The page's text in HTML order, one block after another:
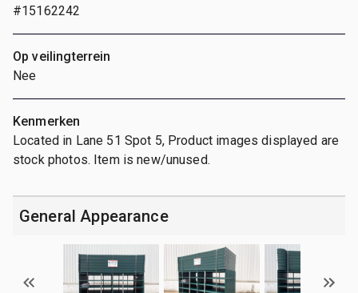
#15162242
Op veilingterrein
Nee
Kenmerken
Located in Lane 51 Spot 5, Product images displayed are
stock photos. Item is new/unused.
General Appearance